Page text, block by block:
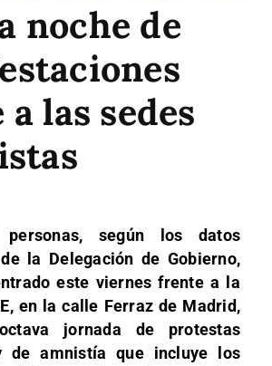
noche de
las sedes
personas, según los datos
la Delegación de Gobierno,
este viernes frente a la
en la calle Ferraz de Madrid,
jornada de protestas
de amnistía que incluye los